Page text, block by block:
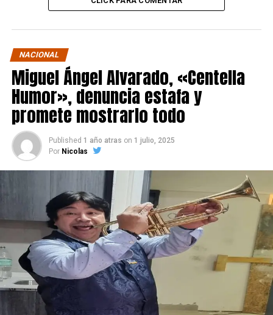
NACIONAL
Miguel Ángel Alvarado, «Centella
Humor», denuncia estafa y
promete mostrarlo todo
Published 1 año atras on 1 julio, 2025
Por Nicolas